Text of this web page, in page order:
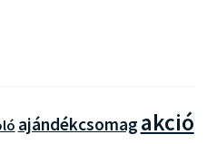
ajándékcsomag akció